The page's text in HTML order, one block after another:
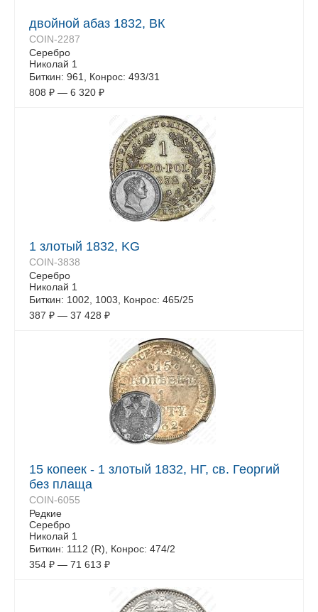
двойной абаз 1832, ВК
COIN-2287
Серебро
Николай 1
Биткин: 961, Конрос: 493/31
808 ₽ — 6 320 ₽
1 злотый 1832, KG
COIN-3838
Серебро
Николай 1
Биткин: 1002, 1003, Конрос: 465/25
387 ₽ — 37 428 ₽
15 копеек - 1 злотый 1832, НГ, св. Георгий
без плаща
COIN-6055
Редкие
Серебро
Николай 1
Биткин: 1112 (R), Конрос: 474/2
354 ₽ — 71 613 ₽